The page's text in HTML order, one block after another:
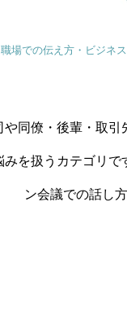
職場での伝え方・ビジネ
や同僚・後輩・取
みを扱うカテゴリで
ン会議での話し